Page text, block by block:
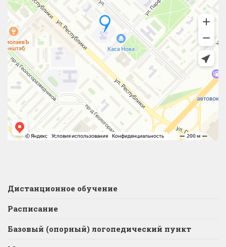
Дистанционное обучение
Расписание
Базовый (опорный) логопедический пункт